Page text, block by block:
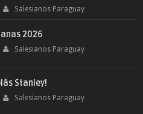
Salesianos Paraguay
2026
Salesianos Paraguay
Stanley!
Salesianos Paraguay